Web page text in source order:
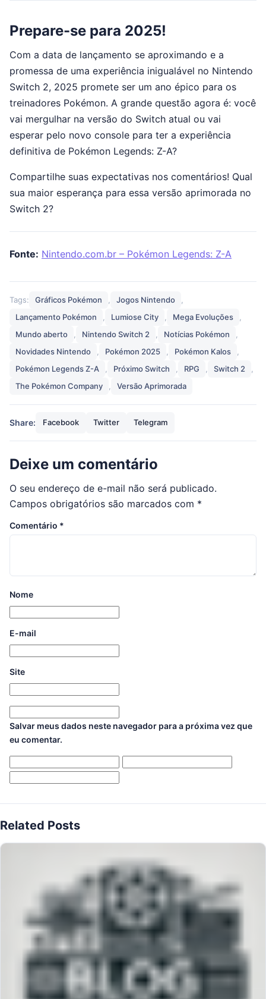
Prepare-se para 2025!
Com a data de lançamento se aproximando e a
promessa de uma experiência inigualável no Nintendo
Switch 2, 2025 promete ser um ano épico para os
treinadores Pokémon. A grande questão agora é: você
vai mergulhar na versão do Switch atual ou vai
esperar pelo novo console para ter a experiência
definitiva de Pokémon Legends: Z-A?
Compartilhe suas expectativas nos comentários! Qual
sua maior esperança para essa versão aprimorada no
Switch 2?
Fonte: Nintendo.com.br – Pokémon Legends: Z-A
Tags: Gráficos Pokémon Jogos Nintendo
Lançamento Pokémon
Lumiose City Mega Evoluções
Mundo aberto
Nintendo Switch 2 Notícias Pokémon
Novidades Nintendo
Pokémon 2025 Pokémon Kalos
Pokémon Legends Z-A
Próximo Switch RPG Switch 2
The Pokémon Company
Versão Aprimorada
Share: Facebook Twitter Telegram
Deixe um comentário
O seu endereço de e-mail não será publicado.
Campos obrigatórios são marcados com *
Comentário *
Nome
E-mail
Site
Salvar meus dados neste navegador para a próxima vez que
eu comentar.
Related Posts